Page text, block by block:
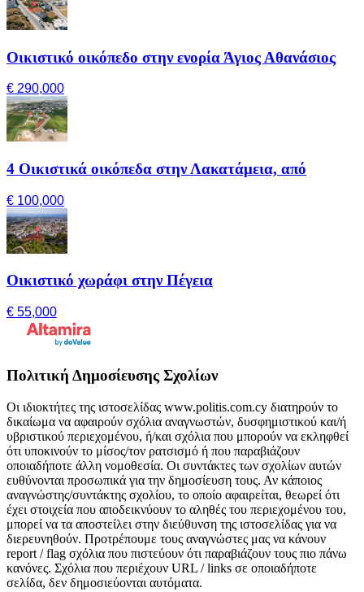
Οικιστικό οικόπεδο στην ενορία Άγιος Αθανάσιος
€ 290,000
4 Οικιστικά οικόπεδα στην Λακατάμεια, από
€ 100,000
Οικιστικό χωράφι στην Πέγεια
€ 55,000
Πολιτική Δημοσίευσης Σχολίων
Οι ιδιοκτήτες της ιστοσελίδας www.politis.com.cy διατηρούν το
δικαίωμα να αφαιρούν σχόλια αναγνωστών, δυσφημιστικού και/ή
υβριστικού περιεχομένου, ή/και σχόλια που μπορούν να εκληφθεί
ότι υποκινούν το μίσος/τον ρατσισμό ή που παραβιάζουν
οποιαδήποτε άλλη νομοθεσία. Οι συντάκτες των σχολίων αυτών
ευθύνονται προσωπικά για την δημοσίευση τους. Αν κάποιος
αναγνώστης/συντάκτης σχολίου, το οποίο αφαιρείται, θεωρεί ότι
έχει στοιχεία που αποδεικνύουν το αληθές του περιεχομένου του,
μπορεί να τα αποστείλει στην διεύθυνση της ιστοσελίδας για να
διερευνηθούν. Προτρέπουμε τους αναγνώστες μας να κάνουν
report / flag σχόλια που πιστεύουν ότι παραβιάζουν τους πιο πάνω
κανόνες. Σχόλια που περιέχουν URL / links σε οποιαδήποτε
σελίδα, δεν δημοσιεύονται αυτόματα.